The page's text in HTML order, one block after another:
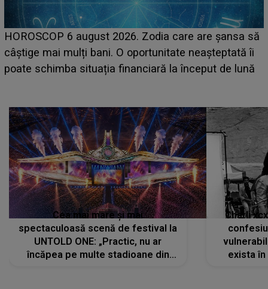
LINE-UP UNTOLD ONE, prima zi. Cine sunt artiștii
care deschid festivalul și de la ce ore au loc cele mai
așteptate concerte pe scena principală?
Cea mai mare și mai
spectaculoasă scenă de festival la
UNTOLD ONE: „Practic, nu ar
încăpea pe multe stadioane din
Charli
exista